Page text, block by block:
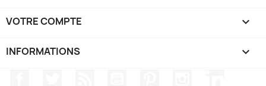
VOTRE COMPTE 
INFORMATIONS keyboard_arrow_down